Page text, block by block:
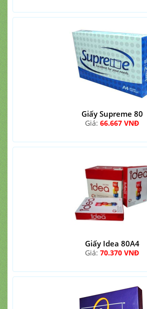
Giấy Supreme 80
Giá: 66.667 VNĐ
Giấy Idea 80A4
Giá: 70.370 VNĐ